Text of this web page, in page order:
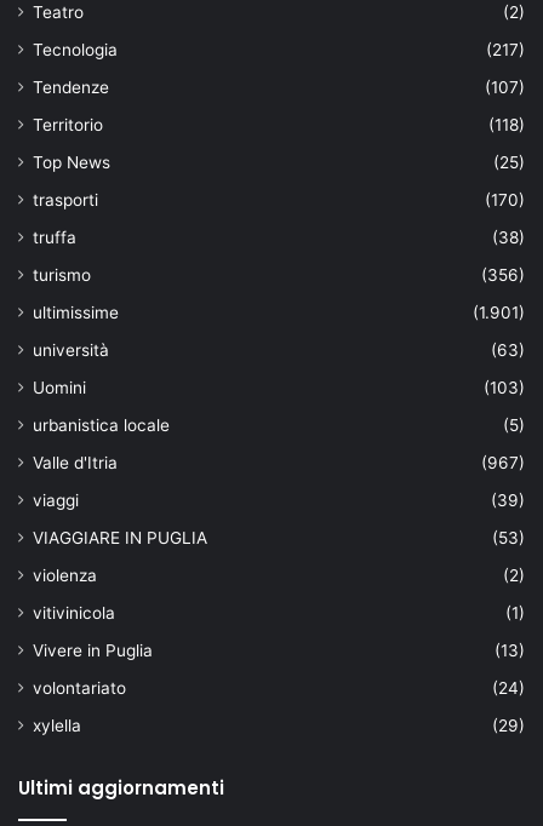
Teatro
(2)
Tecnologia
(217)
Tendenze
(107)
Territorio
(118)
Top News
(25)
trasporti
(170)
truffa
(38)
turismo
(356)
ultimissime
(1.901)
università
(63)
Uomini
(103)
urbanistica locale
(5)
Valle d'Itria
(967)
viaggi
(39)
VIAGGIARE IN PUGLIA
(53)
violenza
(2)
vitivinicola
(1)
Vivere in Puglia
(13)
volontariato
(24)
xylella
(29)
Ultimi aggiornamenti